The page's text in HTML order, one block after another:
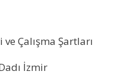
Çalışma Şartları
İzmir